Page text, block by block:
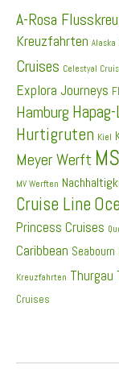
A-Rosa
Kreuzfahrten Alaska
Cruises Celestyal
Explora Journeys
Hamburg
Hurtigruten Kiel
Meyer Werft
MV Werften
Cruise Line
Princess Cruises
Caribbean Seabourn
Kreuzfahrten Thurgau
Cruises